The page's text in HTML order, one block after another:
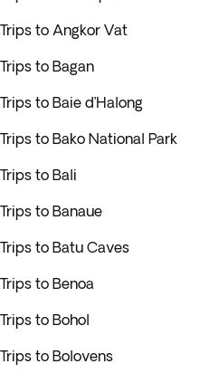
Trips to Angkor Vat
Trips to Bagan
Trips to Baie d’Halong
Trips to Bako National Park
Trips to Bali
Trips to Banaue
Trips to Batu Caves
Trips to Benoa
Trips to Bohol
Trips to Bolovens